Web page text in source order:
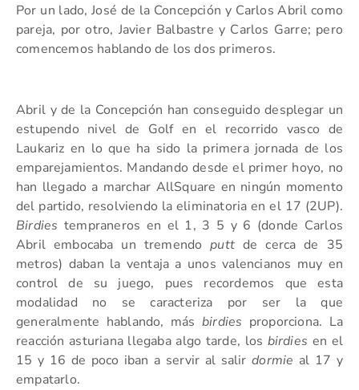
Por un lado, José de la Concepción y Carlos Abril como
pareja, por otro, Javier Balbastre y Carlos Garre; pero
comencemos hablando de los dos primeros.
Abril y de la Concepción han conseguido desplegar un
estupendo nivel de Golf en el recorrido vasco de
Laukariz en lo que ha sido la primera jornada de los
emparejamientos. Mandando desde el primer hoyo, no
han llegado a marchar AllSquare en ningún momento
del partido, resolviendo la eliminatoria en el 17 (2UP).
Birdies tempraneros en el 1, 3 5 y 6 (donde Carlos
Abril embocaba un tremendoputt de cerca de 35
metros) daban la ventaja a unos valencianos muy en
control de su juego, pues recordemos que esta
modalidad no se caracteriza por ser la que
generalmente hablando, más birdies proporciona. La
reacción asturiana llegaba algo tarde, los birdies en el
15 y 16 de poco iban a servir al salirdormie al 17 y
empatarlo.